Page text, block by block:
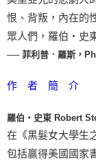
恨、背叛，內在的
眾人們，羅伯‧史
── 菲利普．羅斯，
作 者 簡 介
羅伯‧史東 Robert
在《黑髮女大學生
包括贏得美國國家